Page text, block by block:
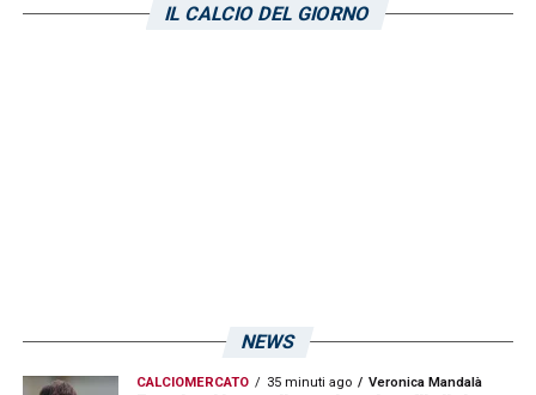
IL CALCIO DEL GIORNO
NEWS
CALCIOMERCATO 35 minuti ago Veronica Mandalà